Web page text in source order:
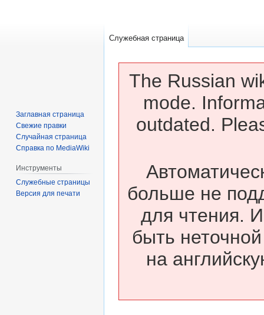
The Russian
mode.
outdated.
больше не
для чтения.
быть
на
Служебная страница
Заглавная страница
Свежие правки
Случайная страница
Справка по MediaWiki
Инструменты
Служебные страницы
Версия для печати